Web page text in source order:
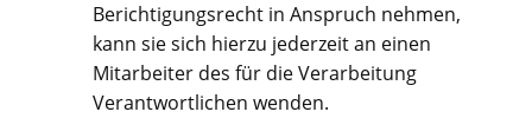
Berichtigungsrecht in Anspruch nehmen,
kann sie sich hierzu jederzeit an einen
Mitarbeiter des für die Verarbeitung
Verantwortlichen wenden.